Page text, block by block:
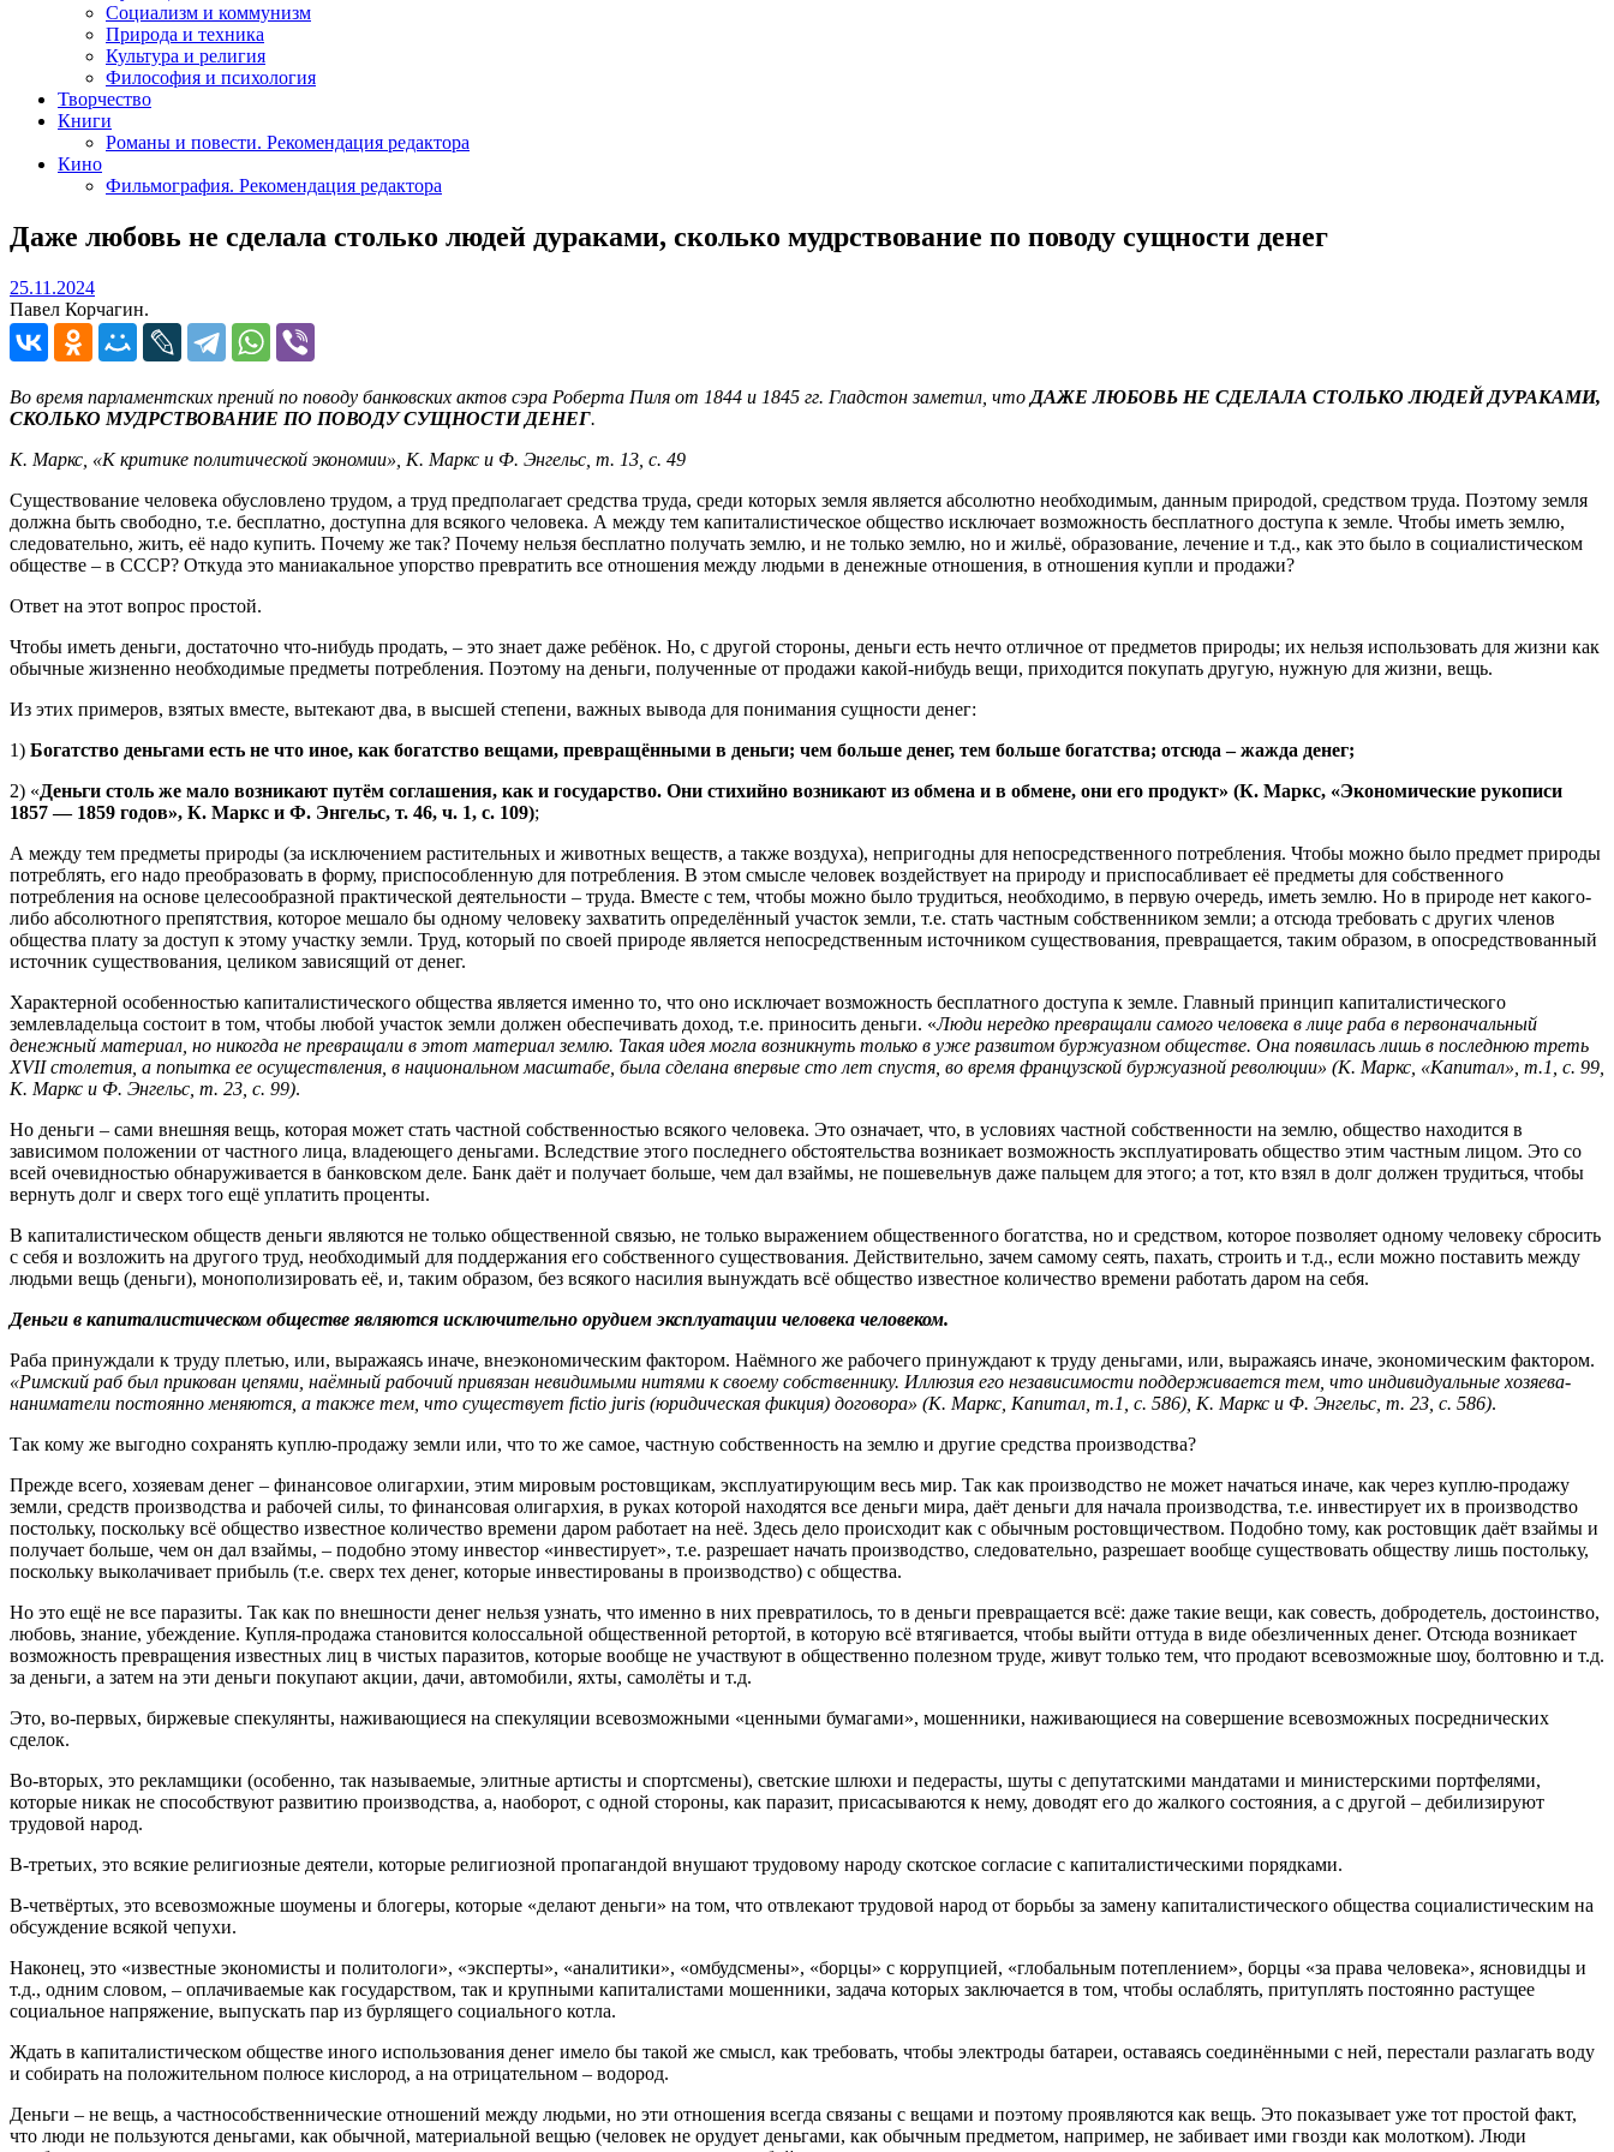
Социализм и коммунизм
Природа и техника
Культура и религия
Философия и психология
Творчество
Книги
Романы и повести. Рекомендация редактора
Кино
Фильмография. Рекомендация редактора
Даже любовь не сделала столько людей дураками, сколько мудрствование по поводу сущности денег
25.11.202425.11.2024
Павел Корчагин.
Во время парламентских прений по поводу банковских актов сэра Роберта Пиля от 1844 и 1845 гг. Гладстон заметил, что ДАЖЕ ЛЮБОВЬ НЕ СДЕЛАЛА СТОЛЬКО ЛЮДЕЙ ДУРАКАМИ,
СКОЛЬКО МУДРСТВОВАНИЕ ПО ПОВОДУ СУЩНОСТИ ДЕНЕГ.
К. Маркс, «К критике политической экономии», К. Маркс и Ф. Энгельс, т. 13, с. 49
Существование человека обусловлено трудом, а труд предполагает средства труда, среди которых земля является абсолютно необходимым, данным природой, средством труда. Поэтому земля
должна быть свободно, т.е. бесплатно, доступна для всякого человека. А между тем капиталистическое общество исключает возможность бесплатного доступа к земле. Чтобы иметь землю,
следовательно, жить, её надо купить. Почему же так? Почему нельзя бесплатно получать землю, и не только землю, но и жильё, образование, лечение и т.д., как это было в социалистическом
обществе – в СССР? Откуда это маниакальное упорство превратить все отношения между людьми в денежные отношения, в отношения купли и продажи?
Ответ на этот вопрос простой.
Чтобы иметь деньги, достаточно что-нибудь продать, – это знает даже ребёнок. Но, с другой стороны, деньги есть нечто отличное от предметов природы; их нельзя использовать для жизни как
обычные жизненно необходимые предметы потребления. Поэтому на деньги, полученные от продажи какой-нибудь вещи, приходится покупать другую, нужную для жизни, вещь.
Из этих примеров, взятых вместе, вытекают два, в высшей степени, важных вывода для понимания сущности денег:
1) Богатство деньгами есть не что иное, как богатство вещами, превращёнными в деньги; чем больше денег, тем больше богатства; отсюда – жажда денег;
2) «Деньги столь же мало возникают путём соглашения, как и государство. Они стихийно возникают из обмена и в обмене, они его продукт» (К. Маркс, «Экономические рукописи
1857 — 1859 годов», К. Маркс и Ф. Энгельс, т. 46, ч. 1, с. 109);
А между тем предметы природы (за исключением растительных и животных веществ, а также воздуха), непригодны для непосредственного потребления. Чтобы можно было предмет природы
потреблять, его надо преобразовать в форму, приспособленную для потребления. В этом смысле человек воздействует на природу и приспосабливает её предметы для собственного
потребления на основе целесообразной практической деятельности – труда. Вместе с тем, чтобы можно было трудиться, необходимо, в первую очередь, иметь землю. Но в природе нет какого-
либо абсолютного препятствия, которое мешало бы одному человеку захватить определённый участок земли, т.е. стать частным собственником земли; а отсюда требовать с других членов
общества плату за доступ к этому участку земли. Труд, который по своей природе является непосредственным источником существования, превращается, таким образом, в опосредствованный
источник существования, целиком зависящий от денег.
Характерной особенностью капиталистического общества является именно то, что оно исключает возможность бесплатного доступа к земле. Главный принцип капиталистического
землевладельца состоит в том, чтобы любой участок земли должен обеспечивать доход, т.е. приносить деньги. «Люди нередко превращали самого человека в лице раба в первоначальный
денежный материал, но никогда не превращали в этот материал землю. Такая идея могла возникнуть только в уже развитом буржуазном обществе. Она появилась лишь в последнюю треть
XVII столетия, а попытка ее осуществления, в национальном масштабе, была сделана впервые сто лет спустя, во время французской буржуазной революции» (К. Маркс, «Капитал», т.1, с. 99,
К. Маркс и Ф. Энгельс, т. 23, с. 99).
Но деньги – сами внешняя вещь, которая может стать частной собственностью всякого человека. Это означает, что, в условиях частной собственности на землю, общество находится в
зависимом положении от частного лица, владеющего деньгами. Вследствие этого последнего обстоятельства возникает возможность эксплуатировать общество этим частным лицом. Это со
всей очевидностью обнаруживается в банковском деле. Банк даёт и получает больше, чем дал взаймы, не пошевельнув даже пальцем для этого; а тот, кто взял в долг должен трудиться, чтобы
вернуть долг и сверх того ещё уплатить проценты.
В капиталистическом обществ деньги являются не только общественной связью, не только выражением общественного богатства, но и средством, которое позволяет одному человеку сбросить
с себя и возложить на другого труд, необходимый для поддержания его собственного существования. Действительно, зачем самому сеять, пахать, строить и т.д., если можно поставить между
людьми вещь (деньги), монополизировать её, и, таким образом, без всякого насилия вынуждать всё общество известное количество времени работать даром на себя.
Деньги в капиталистическом обществе являются исключительно орудием эксплуатации человека человеком.
Раба принуждали к труду плетью, или, выражаясь иначе, внеэкономическим фактором. Наёмного же рабочего принуждают к труду деньгами, или, выражаясь иначе, экономическим фактором.
«Римский раб был прикован цепями, наёмный рабочий привязан невидимыми нитями к своему собственнику. Иллюзия его независимости поддерживается тем, что индивидуальные хозяева-
наниматели постоянно меняются, а также тем, что существует fictio juris (юридическая фикция) договора» (К. Маркс, Капитал, т.1, с. 586), К. Маркс и Ф. Энгельс, т. 23, с. 586).
Так кому же выгодно сохранять куплю-продажу земли или, что то же самое, частную собственность на землю и другие средства производства?
Прежде всего, хозяевам денег – финансовое олигархии, этим мировым ростовщикам, эксплуатирующим весь мир. Так как производство не может начаться иначе, как через куплю-продажу
земли, средств производства и рабочей силы, то финансовая олигархия, в руках которой находятся все деньги мира, даёт деньги для начала производства, т.е. инвестирует их в производство
постольку, поскольку всё общество известное количество времени даром работает на неё. Здесь дело происходит как с обычным ростовщичеством. Подобно тому, как ростовщик даёт взаймы и
получает больше, чем он дал взаймы, – подобно этому инвестор «инвестирует», т.е. разрешает начать производство, следовательно, разрешает вообще существовать обществу лишь постольку,
поскольку выколачивает прибыль (т.е. сверх тех денег, которые инвестированы в производство) с общества.
Но это ещё не все паразиты. Так как по внешности денег нельзя узнать, что именно в них превратилось, то в деньги превращается всё: даже такие вещи, как совесть, добродетель, достоинство,
любовь, знание, убеждение. Купля-продажа становится колоссальной общественной ретортой, в которую всё втягивается, чтобы выйти оттуда в виде обезличенных денег. Отсюда возникает
возможность превращения известных лиц в чистых паразитов, которые вообще не участвуют в общественно полезном труде, живут только тем, что продают всевозможные шоу, болтовню и т.д.
за деньги, а затем на эти деньги покупают акции, дачи, автомобили, яхты, самолёты и т.д.
Это, во-первых, биржевые спекулянты, наживающиеся на спекуляции всевозможными «ценными бумагами», мошенники, наживающиеся на совершение всевозможных посреднических
сделок.
Во-вторых, это рекламщики (особенно, так называемые, элитные артисты и спортсмены), светские шлюхи и педерасты, шуты с депутатскими мандатами и министерскими портфелями,
которые никак не способствуют развитию производства, а, наоборот, с одной стороны, как паразит, присасываются к нему, доводят его до жалкого состояния, а с другой – дебилизируют
трудовой народ.
В-третьих, это всякие религиозные деятели, которые религиозной пропагандой внушают трудовому народу скотское согласие с капиталистическими порядками.
В-четвёртых, это всевозможные шоумены и блогеры, которые «делают деньги» на том, что отвлекают трудовой народ от борьбы за замену капиталистического общества социалистическим на
обсуждение всякой чепухи.
Наконец, это «известные экономисты и политологи», «эксперты», «аналитики», «омбудсмены», «борцы» с коррупцией, «глобальным потеплением», борцы «за права человека», ясновидцы и
т.д., одним словом, – оплачиваемые как государством, так и крупными капиталистами мошенники, задача которых заключается в том, чтобы ослаблять, притуплять постоянно растущее
социальное напряжение, выпускать пар из бурлящего социального котла.
Ждать в капиталистическом обществе иного использования денег имело бы такой же смысл, как требовать, чтобы электроды батареи, оставаясь соединёнными с ней, перестали разлагать воду
и собирать на положительном полюсе кислород, а на отрицательном – водород.
Деньги – не вещь, а частнособственнические отношений между людьми, но эти отношения всегда связаны с вещами и поэтому проявляются как вещь. Это показывает уже тот простой факт,
что люди не пользуются деньгами, как обычной, материальной вещью (человек не орудует деньгами, как обычным предметом, например, не забивает ими гвозди как молотком). Люди